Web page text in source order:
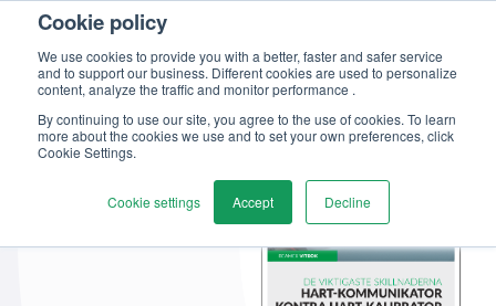
Cookie policy
We use cookies to provide you with a better, faster and safer service
and to support our business. Different cookies are used to personalize
content, analyze the traffic and monitor performance .
By continuing to use our site, you agree to the use of cookies. To learn
more about the cookies we use and to set your own preferences, click
Cookie Settings.
Cookie settings Accept Decline